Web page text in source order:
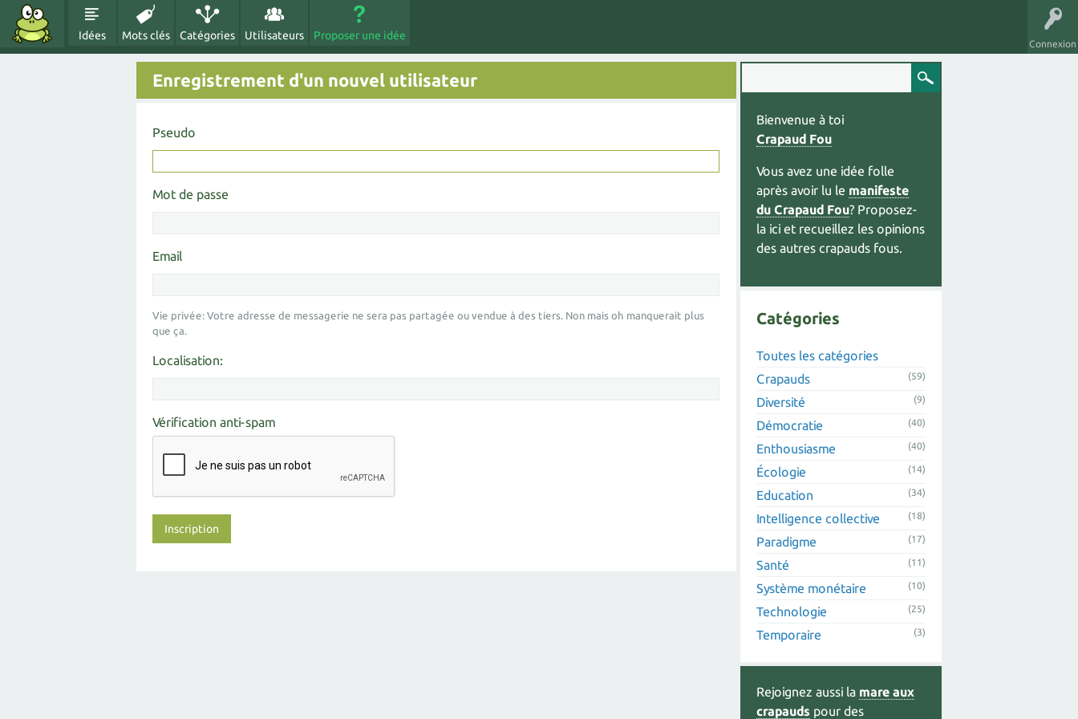
Connexion
Idées Mots clés Catégories Utilisateurs Proposer une idée
Enregistrement d'un nouvel utilisateur
Pseudo
Mot de passe
Email
Vie privée: Votre adresse de messagerie ne sera pas partagée ou vendue à des tiers. Non mais oh manquerait plus
que ça.
Localisation:
Vérification anti-spam
Bienvenue à toi
Crapaud Fou
Vous avez une idée folle
après avoir lu le manifeste
du Crapaud Fou? Proposez-
la ici et recueillez les opinions
des autres crapauds fous.
Catégories
Toutes les catégories
Crapauds
(59)
Diversité (9)
Démocratie (40)
Enthousiasme (40)
Écologie (14)
Education (34)
Intelligence collective (18)
Paradigme (17)
Santé (11)
Système monétaire (10)
Technologie (25)
Temporaire (3)
Rejoignez aussi la mare aux
crapauds pour des